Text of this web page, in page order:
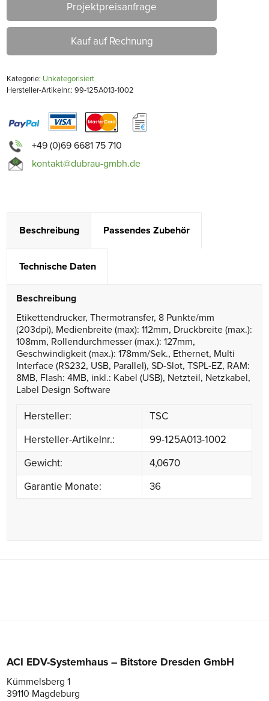
Projektpreisanfrage
Kauf auf Rechnung
Kategorie: Unkategorisiert
Hersteller-Artikelnr.: 99-125A013-1002
+49 (0)69 6681 75 710
kontakt@dubrau-gmbh.de
Beschreibung Passendes Zubehör
Technische Daten
Beschreibung
Etikettendrucker, Thermotransfer, 8 Punkte/mm
(203dpi), Medienbreite (max): 112mm, Druckbreite (max.):
108mm, Rollendurchmesser (max.): 127mm,
Geschwindigkeit (max.): 178mm/Sek., Ethernet, Multi
Interface (RS232, USB, Parallel), SD-Slot, TSPL-EZ, RAM:
8MB, Flash: 4MB, inkl.: Kabel (USB), Netzteil, Netzkabel,
Label Design Software
Hersteller:
TSC
Hersteller-Artikelnr.:
99-125A013-1002
Gewicht:
4,0670
Garantie Monate:
36
ACI EDV-Systemhaus – Bitstore Dresden GmbH
Kümmelsberg 1
39110 Magdeburg